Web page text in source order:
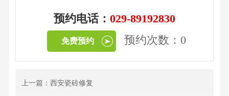
预约电话： 029-89192830
免费预约 预约次数：0
上一篇：西安瓷砖修复